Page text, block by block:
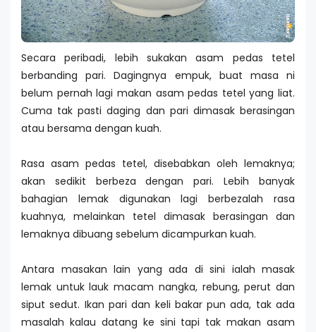
Secara peribadi, lebih sukakan asam pedas tetel
berbanding pari. Dagingnya empuk, buat masa ni
belum pernah lagi makan asam pedas tetel yang liat.
Cuma tak pasti daging dan pari dimasak berasingan
atau bersama dengan kuah.
Rasa asam pedas tetel, disebabkan oleh lemaknya;
akan sedikit berbeza dengan pari. Lebih banyak
bahagian lemak digunakan lagi berbezalah rasa
kuahnya, melainkan tetel dimasak berasingan dan
lemaknya dibuang sebelum dicampurkan kuah.
Antara masakan lain yang ada di sini ialah masak
lemak untuk lauk macam nangka, rebung, perut dan
siput sedut. Ikan pari dan keli bakar pun ada, tak ada
masalah kalau datang ke sini tapi tak makan asam